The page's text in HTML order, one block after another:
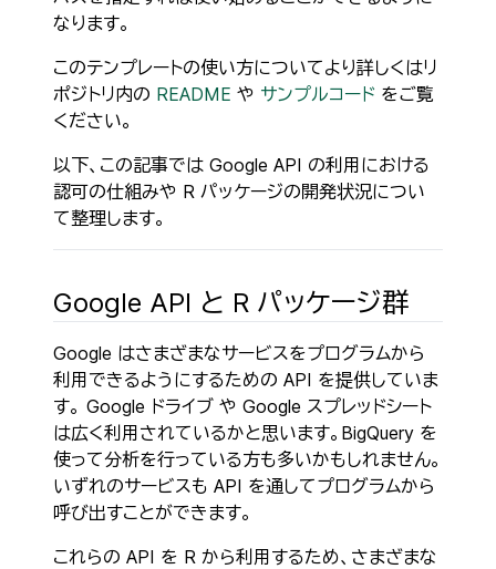
なります。
このテンプレートの使い方についてより詳しくはリ
ポジトリ内の README や サンプルコード をご覧
ください。
以下、この記事では Google API の利用における
認可の仕組みや R パッケージの開発状況につい
て整理します。
Google API と R パッケージ群
Google はさまざまなサービスをプログラムから
利用できるようにするための API を提供していま
す。 Google ドライブ や Google スプレッドシート
は広く利用されているかと思います。BigQuery を
使って分析を行っている方も多いかもしれません。
いずれのサービスも API を通してプログラムから
呼び出すことができます。
これらの API を R から利用するため、さまざまな